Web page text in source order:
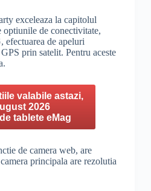
exceleaza la capitolul
optiunile de conectivitate,
efectuarea de apeluri
prin satelit. Pentru aceste
valabile astazi,
2026
tablete eMag
de camera web, are
principala are rezolutia